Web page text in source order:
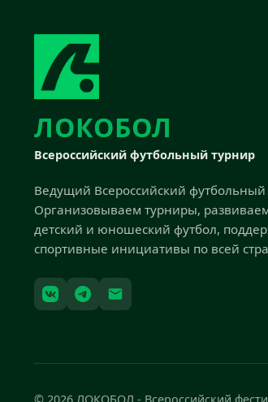
ЛОКОБОЛ
Всероссийский футбольный турнир
Ведущий Всероссийский футбольный
Организовываем турниры,
детский и юношеский футбол,
спортивные инициативы по всей